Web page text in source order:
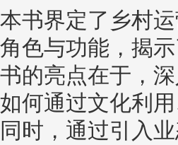
本书界定了乡村
角色与功能，揭
书的亮点在于，
如何通过文化利
同时，通过引入